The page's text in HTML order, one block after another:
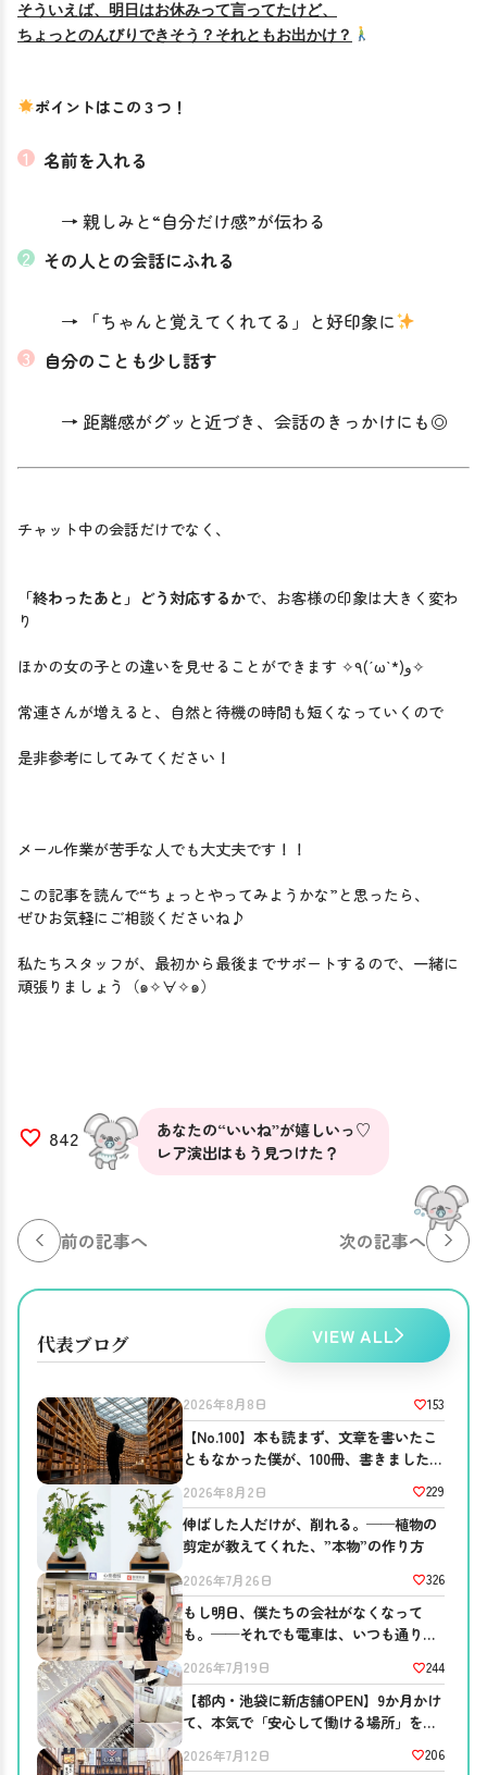
そういえば、明日はお休みって言ってたけど、
ちょっとのんびりできそう？それともお出かけ？
ポイントはこの３つ！
名前を入れる
→ 親しみと“自分だけ感”が伝わる
その人との会話にふれる
→ 「ちゃんと覚えてくれてる」と好印象に
自分のことも少し話す
→ 距離感がグッと近づき、会話のきっかけにも◎
「終わったあと」どう対応するかで、お客様の印象は大きく変わ
り
ほかの女の子との違いを見せることができます ✧٩(ˊωˋ*)و✧
常連さんが増えると、自然と待機の時間も短くなっていくので
是非参考にしてみてください！
メール作業が苦手な人でも大丈夫です！！
この記事を読んで“ちょっとやってみようかな”と思ったら、
ぜひお気軽にご相談くださいね♪
私たちスタッフが、最初から最後までサポートするので、一緒に
頑張りましょう（๑✧∀✧๑）
842
あなたの“いいね”が嬉しいっ♡
レア演出はもう見つけた？
前の記事へ 次の記事へ
代表ブログ VIEW ALL
2026年8月8日 153
【No.100】本も読まず、文章を書いたこ
ともなかった僕が、100冊、書きました。
2026年8月2日 229
伸ばした人だけが、削れる。──植物の
剪定が教えてくれた、”本物”の作り方
2026年7月26日 326
もし明日、僕たちの会社がなくなって
も。──それでも電車は、いつも通り走
2026年7月19日 244
【都内・池袋に新店舗OPEN】9か月かけ
て、本気で「安心して働ける場所」を作
2026年7月12日 206